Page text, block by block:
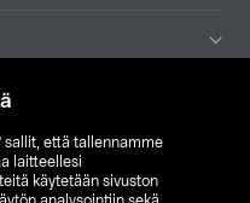
sallit, että tallennamme
laitteellesi
käytetään sivuston